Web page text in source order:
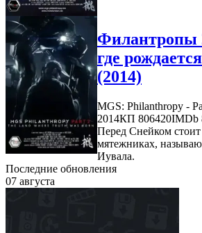
Филантропы
где
(2014)
MGS: Philanthropy -
2014КП 806420IMDb
Перед Снейком стоит
мятежниках,
Иувала.
Последние обновления
07 августа